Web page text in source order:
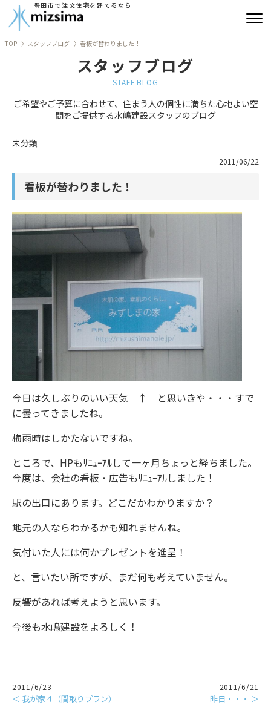
豊田市で注文住宅を建てるなら
リフォーム
古民家再生
よくあるご質問
ブログ
イベント情報
TOP スタッフブログ 看板が替わりました！
スタッフブログ
STAFF BLOG
ご希望やご予算に合わせて、住まう人の個性に満ちた心地よい空
間をご提供する水嶋建設スタッフのブログ
未分類
2011/06/22
看板が替わりました！
今日は久しぶりのいい天気 ↑ と思いきや・・・すで
に曇ってきましたね。
梅雨時はしかたないですね。
ところで、HPもﾘﾆｭｰｱﾙして一ヶ月ちょっと経ちました。
今度は、会社の看板・広告もﾘﾆｭｰｱﾙしました！
駅の出口にあります。どこだかわかりますか？
地元の人ならわかるかも知れませんね。
気付いた人には何かプレゼントを進呈！
と、言いたい所ですが、まだ何も考えていません。
反響があれば考えようと思います。
今後も水嶋建設をよろしく！
2011/6/23
＜ 我が家４（間取りプラン）
2011/6/21
昨日・・・ ＞